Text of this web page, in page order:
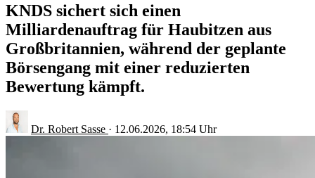
KNDS sichert sich einen
Milliardenauftrag für Haubitzen aus
Großbritannien, während der geplante
Börsengang mit einer reduzierten
Bewertung kämpft.
Dr. Robert Sasse · 12.06.2026, 18:54 Uhr